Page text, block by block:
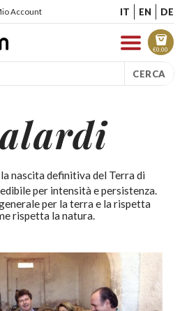
Account IT EN DE
€0.00
CERCA
nascita definitiva del Terra di
per intensità e persistenza.
per la terra e la rispetta
rispetta la natura.